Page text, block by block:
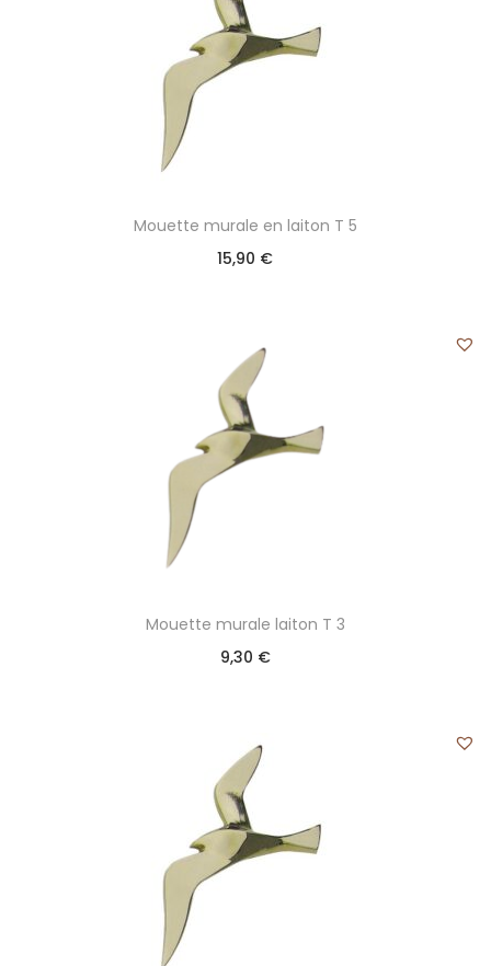
Mouette murale en laiton T 5
15,90 €
Mouette murale laiton T 3
9,30 €